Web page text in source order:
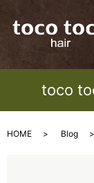
toco
HOME Blog